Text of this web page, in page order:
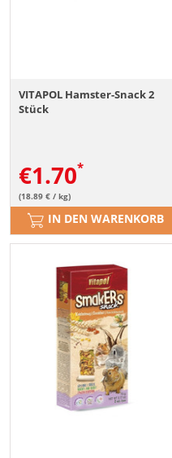
VITAPOL Hamster-Snack 2
Stück
€1.70
(18.89 € / kg)
IN DEN WARENKORB